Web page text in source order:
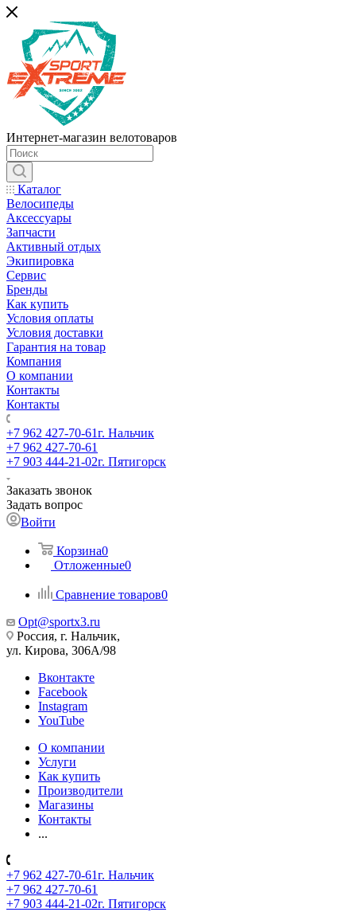
Интернет-магазин велотоваров
Каталог
Велосипеды
Аксессуары
Запчасти
Активный отдых
Экипировка
Сервис
Бренды
Как купить
Условия оплаты
Условия доставки
Гарантия на товар
Компания
О компании
Контакты
Контакты
+7 962 427-70-61г. Нальчик
+7 962 427-70-61
+7 903 444-21-02г. Пятигорск
Заказать звонок
Задать вопрос
Войти
Корзина0
Отложенные0
Сравнение товаров0
Opt@sportx3.ru
Россия, г. Нальчик,
ул. Кирова, 306А/98
Вконтакте
Facebook
Instagram
YouTube
О компании
Услуги
Как купить
Производители
Магазины
Контакты
...
+7 962 427-70-61г. Нальчик
+7 962 427-70-61
+7 903 444-21-02г. Пятигорск